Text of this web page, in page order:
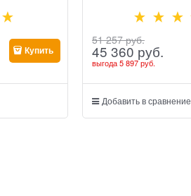
Купить
51 257 руб.
45 360 руб.
выгода5 897 руб.
Добавить в сравнение